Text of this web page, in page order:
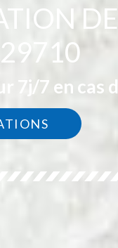
7j/7 en cas